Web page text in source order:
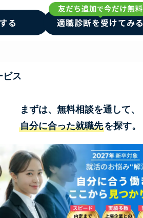
る 適職診断を受けてみる
ビス
まずは、無料相談を通して、
自分に合った就職先を探す。